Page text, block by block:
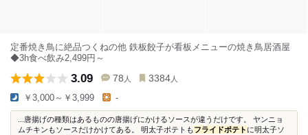
定番焼き鳥に絶品つくねの他 鉄板餃子が看板メニューの焼き鳥居酒屋
◆3h食べ飲み2,499円～
3.09 78 人 3384 人
￥3,000～￥3,999 -
...唐揚げの種類はあるものの唐揚げにかけるソースが違うだけです。 ヤンニョ
ムチキンもソースだけかけてある。 明太子ポテトもフライドポテト に明太子ソ